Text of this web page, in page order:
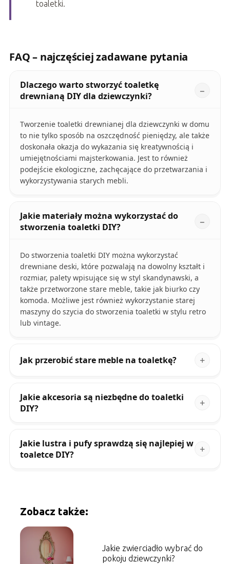
toaletki.
FAQ – najczęściej zadawane pytania
Dlaczego warto stworzyć toaletkę
drewnianą DIY dla dziewczynki?
Tworzenie toaletki drewnianej dla dziewczynki w domu
to nie tylko sposób na oszczędność pieniędzy, ale także
doskonała okazja do wykazania się kreatywnością i
umiejętnościami majsterkowania. Jest to również
podejście ekologiczne, zachęcające do przetwarzania i
wykorzystywania starych mebli.
Jakie materiały można wykorzystać do
stworzenia toaletki DIY?
Do stworzenia toaletki DIY można wykorzystać
drewniane deski, które pozwalają na dowolny kształt i
rozmiar, palety wpisujące się w styl skandynawski, a
także przetworzone stare meble, takie jak biurko czy
komoda. Możliwe jest również wykorzystanie starej
maszyny do szycia do stworzenia toaletki w stylu retro
lub vintage.
Jak przerobić stare meble na toaletkę?
Jakie akcesoria są niezbędne do toaletki
DIY?
Jakie lustra i pufy sprawdzą się najlepiej w
toaletce DIY?
Zobacz także:
Jakie zwierciadło wybrać do
pokoju dziewczynki?